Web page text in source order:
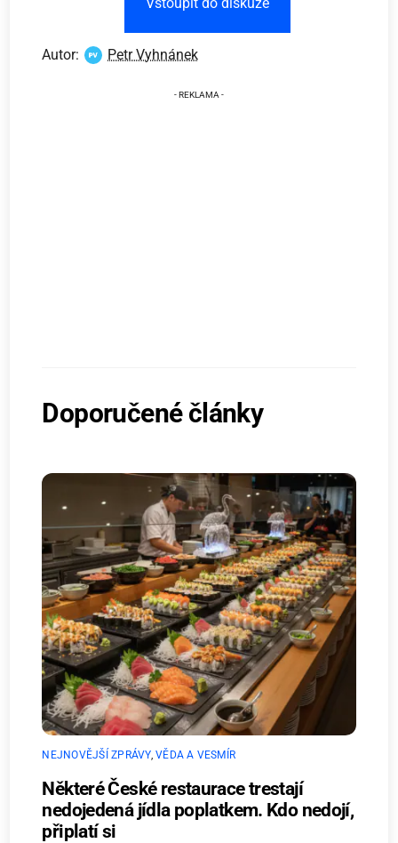
Autor: Petr Vyhnánek
Doporučené články
NEJNOVĚJŠÍ ZPRÁVY,VĚDA A VESMÍR
Některé České restaurace trestají
nedojedená jídla poplatkem. Kdo nedojí,
připlatí si